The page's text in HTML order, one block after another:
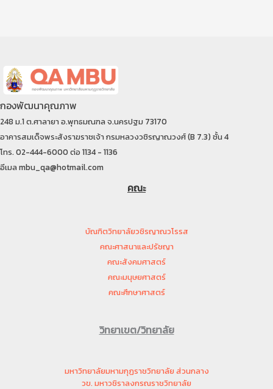
กองพัฒนาคุณภาพ
248 ม.1 ต.ศาลายา อ.พุทธมณฑล จ.นครปฐม 73170
อาคารสมเด็จพระสังราฆราชเจ้า กรมหลวงวชิรญาณวงศ์ (B 7.3) ชั้น 4
โทร. 02-444-6000 ต่อ 1134 - 1136
อีเมล mbu_qa@hotmail.com
คณะ
บัณฑิตวิทยาลัยวชิรญาณวโรรส
คณะศาสนาและปรัชญา
คณะสังคมศาสตร์
คณะมนุษยศาสตร์
คณะศึกษาศาสตร์
วิทยาเขต/วิทยาลัย
มหาวิทยาลัยมหามกุฏราชวิทยาลัย ส่วนกลาง
วข. มหาวชิราลงกรณราชวิทยาลัย